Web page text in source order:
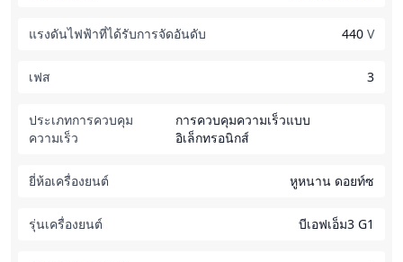
แรงดันไฟฟ้าที่ได้รับการจัดอันดับ 440 V
เฟส 3
ประเภทการควบคุม
ความเร็ว
การควบคุมความเร็วแบบ
อิเล็กทรอนิกส์
ยี่ห้อเครื่องยนต์ หูหนาน ดอยท์ซ
รุ่นเครื่องยนต์ บีเอฟเอ็ม3 G1